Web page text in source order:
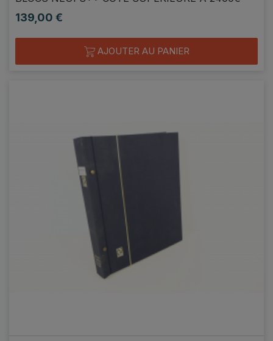
Prix
139,00 €
AJOUTER AU PANIER